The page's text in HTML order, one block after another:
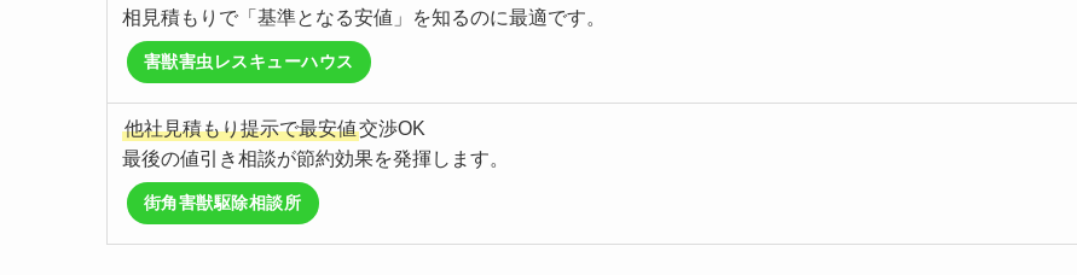
相見積もりで「基準となる安値」を知るのに最適です。
害獣害虫レスキューハウス
他社見積もり提示で最安値交渉OK
最後の値引き相談が節約効果を発揮します。
街角害獣駆除相談所